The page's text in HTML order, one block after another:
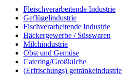
Fleischverarbeitende Industrie
Geflügelindustrie
Fischverarbeitende Industrie
Bäckergewerbe / Süsswaren
Milchindustrie
Obst und Gemüse
Catering/Großküche
(Erfrischungs) getränkeindustrie